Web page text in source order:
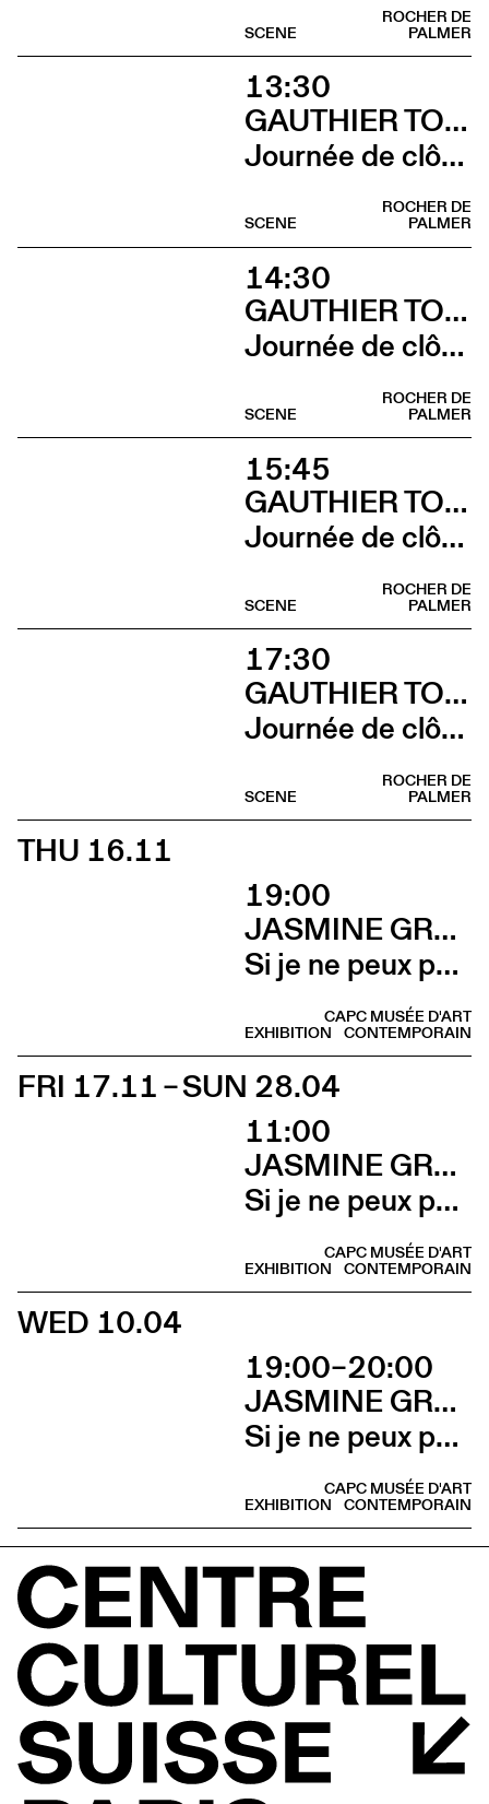
ROCHER DE
PALMER
SCENE
13:30
GAUTHIER TOUX TRIO / LOUIS JUCKER / YILIAN CAÑIZARES
Journée de clôture du FAB (Sieste musicale)
ROCHER DE
PALMER
SCENE
14:30
GAUTHIER TOUX TRIO / LOUIS JUCKER / YILIAN CAÑIZARES
Journée de clôture du FAB (Gauthier Toux Trio)
ROCHER DE
PALMER
SCENE
15:45
GAUTHIER TOUX TRIO / LOUIS JUCKER / YILIAN CAÑIZARES
Journée de clôture du FAB (Louis Jucker)
ROCHER DE
PALMER
SCENE
17:30
GAUTHIER TOUX TRIO / LOUIS JUCKER / YILIAN CAÑIZARES
Journée de clôture du FAB (Yilian Cañizares)
ROCHER DE
PALMER
SCENE
THU 16.11
19:00
JASMINE GREGORY
Si je ne peux pas l’avoir, toi non plus (Vernissage)
CAPC MUSÉE D'ART
CONTEMPORAIN
EXHIBITION
FRI 17.11 – SUN 28.04
11:00
JASMINE GREGORY
Si je ne peux pas l’avoir, toi non plus
CAPC MUSÉE D'ART
CONTEMPORAIN
EXHIBITION
WED 10.04
19:00–20:00
JASMINE GREGORY
Si je ne peux pas l’avoir, toi non plus (Talk avec Jasmine Gregory et Marion Vasseur Raluy)
CAPC MUSÉE D'ART
CONTEMPORAIN
EXHIBITION